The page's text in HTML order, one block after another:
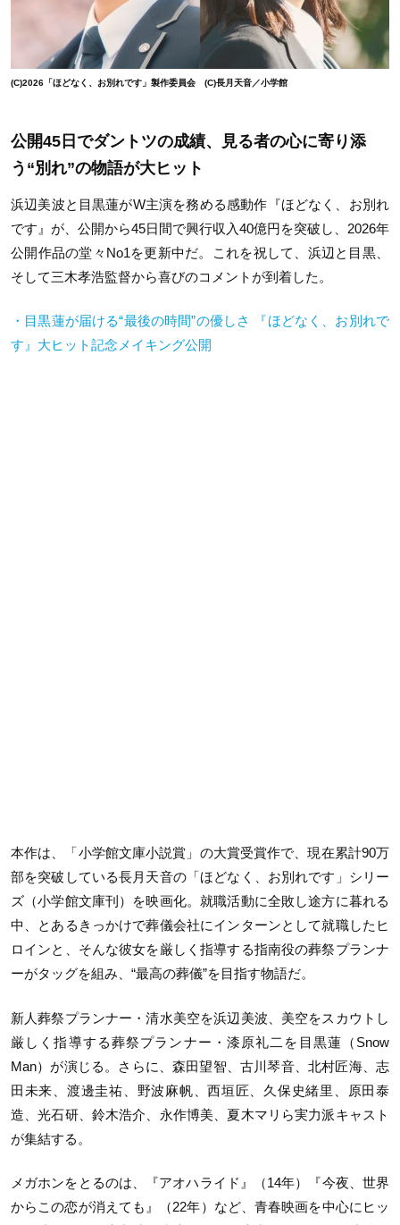
(C)2026「ほどなく、お別れです」製作委員会 (C)長月天音／小学館
公開45日でダントツの成績、見る者の心に寄り添
う“別れ”の物語が大ヒット
浜辺美波と目黒蓮がW主演を務める感動作『ほどなく、お別れ
です』が、公開から45日間で興行収入40億円を突破し、2026年
公開作品の堂々No1を更新中だ。これを祝して、浜辺と目黒、
そして三木孝浩監督から喜びのコメントが到着した。
・目黒蓮が届ける“最後の時間”の優しさ 『ほどなく、お別れで
す』大ヒット記念メイキング公開
本作は、「小学館文庫小説賞」の大賞受賞作で、現在累計90万
部を突破している長月天音の「ほどなく、お別れです」シリー
ズ（小学館文庫刊）を映画化。就職活動に全敗し途方に暮れる
中、とあるきっかけで葬儀会社にインターンとして就職したヒ
ロインと、そんな彼女を厳しく指導する指南役の葬祭プランナ
ーがタッグを組み、“最高の葬儀”を目指す物語だ。
新人葬祭プランナー・清水美空を浜辺美波、美空をスカウトし
厳しく指導する葬祭プランナー・漆原礼二を目黒蓮（Snow
Man）が演じる。さらに、森田望智、古川琴音、北村匠海、志
田未来、渡邊圭祐、野波麻帆、西垣匠、久保史緒里、原田泰
造、光石研、鈴木浩介、永作博美、夏木マリら実力派キャスト
が集結する。
メガホンをとるのは、『アオハライド』（14年）『今夜、世界
からこの恋が消えても』（22年）など、青春映画を中心にヒッ